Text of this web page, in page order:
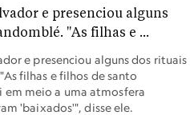
e presenciou alguns dos rituais
filhas e filhos de santo
em meio a uma atmosfera
'baixados'", disse ele.